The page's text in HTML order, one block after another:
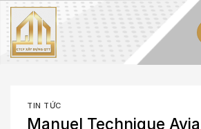
Skip
to
content
TIN TỨC
Manuel Technique